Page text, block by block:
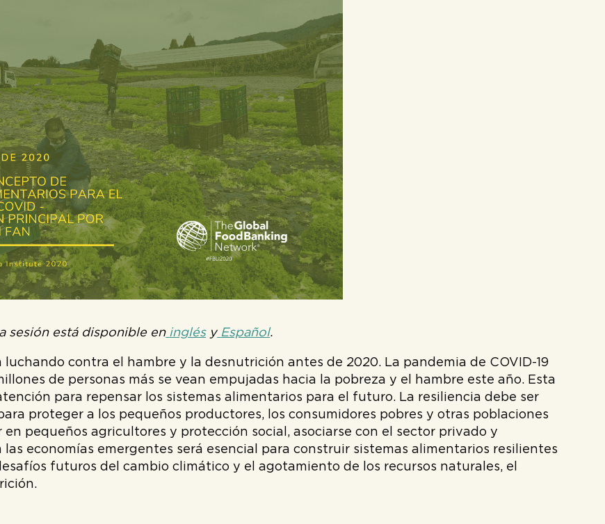
sesión está disponible en inglésy Español.
luchando contra el hambre y la desnutrición antes de 2020. La pandemia de COVID-19
de personas más se vean empujadas hacia la pobreza y el hambre este año. Esta
para repensar los sistemas alimentarios para el futuro. La resiliencia debe ser
proteger a los pequeños productores, los consumidores pobres y otras poblaciones
pequeños agricultores y protección social, asociarse con el sector privado y
las economías emergentes será esencial para construir sistemas alimentarios resilientes
futuros del cambio climático y el agotamiento de los recursos naturales, el